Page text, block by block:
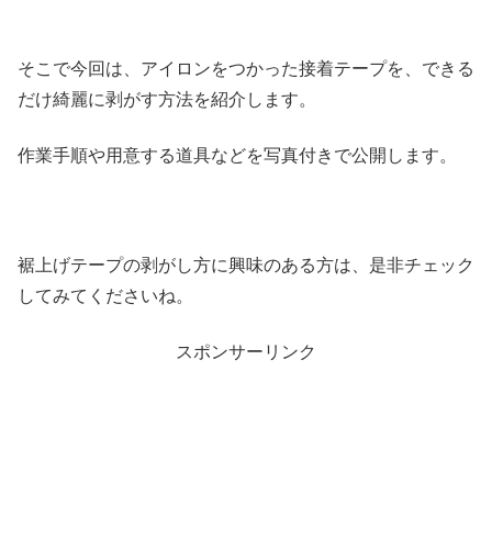
そこで今回は、アイロンをつかった接着テープを、できる
だけ綺麗に剥がす方法を紹介します。
作業手順や用意する道具などを写真付きで公開します。
裾上げテープの剥がし方に興味のある方は、是非チェック
してみてくださいね。
スポンサーリンク